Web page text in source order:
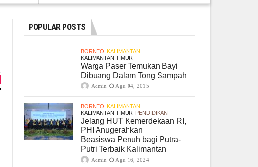
POPULAR POSTS
BORNEO KALIMANTAN
KALIMANTAN TIMUR
Warga Paser Temukan Bayi
Dibuang Dalam Tong Sampah
Admin Agu 04, 2015
BORNEO KALIMANTAN
KALIMANTAN TIMUR PENDIDIKAN
Jelang HUT Kemerdekaan RI,
PHI Anugerahkan
Beasiswa Penuh bagi Putra-
Putri Terbaik Kalimantan
Admin Agu 16, 2024